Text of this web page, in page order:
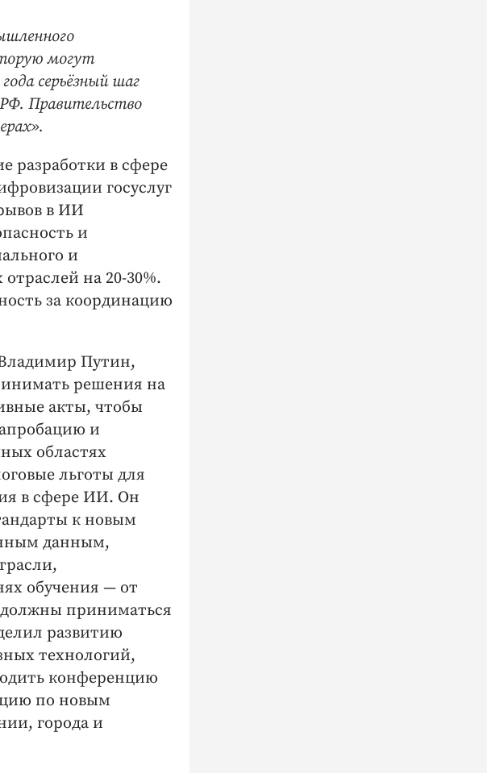
могут
серьёзный шаг
РФ. Правительство
разработки в сфере
госуслуг
в ИИ
и
и
на 20-30%.
за координацию
Путин,
решения на
акты, чтобы
и
областях
льготы для
в сфере ИИ. Он
к новым
данным,
обучения — от
приниматься
развитию
технологий,
конференцию
по новым
города и